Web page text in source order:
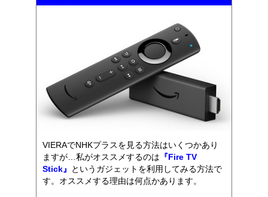
VIERAでNHKプラスを見る方法はいくつかあり
ますが…私がオススメするのは 『Fire TV
Stick』
というガジェットを利用してみる方法で
す。オススメする理由は何点かあります。